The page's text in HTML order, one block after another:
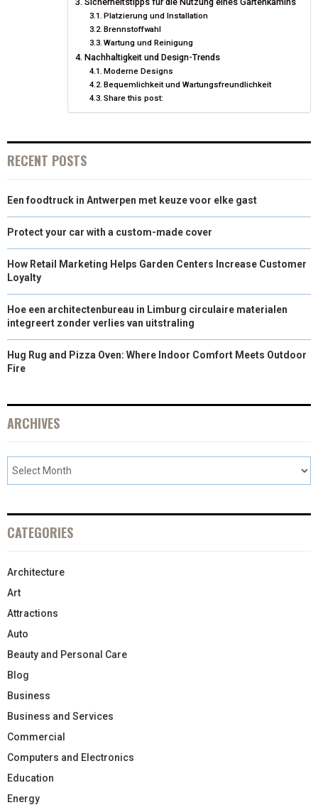
Platzierung und Installation
Brennstoffwahl
Wartung und Reinigung
Nachhaltigkeit und Design-Trends
Moderne Designs
Bequemlichkeit und Wartungsfreundlichkeit
Share this post:
RECENT POSTS
Een foodtruck in Antwerpen met keuze voor elke gast
Protect your car with a custom-made cover
How Retail Marketing Helps Garden Centers Increase Customer
Loyalty
Hoe een architectenbureau in Limburg circulaire materialen
integreert zonder verlies van uitstraling
Hug Rug and Pizza Oven: Where Indoor Comfort Meets Outdoor
Fire
ARCHIVES
CATEGORIES
Architecture
Art
Attractions
Auto
Beauty and Personal Care
Blog
Business
Business and Services
Commercial
Computers and Electronics
Education
Energy